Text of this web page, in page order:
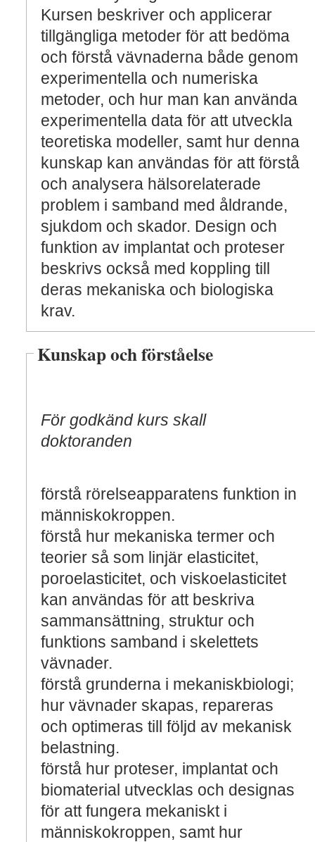
Kursen beskriver och applicerar
tillgängliga metoder för att bedöma
och förstå vävnaderna både genom
experimentella och numeriska
metoder, och hur man kan använda
experimentella data för att utveckla
teoretiska modeller, samt hur denna
kunskap kan användas för att förstå
och analysera hälsorelaterade
problem i samband med åldrande,
sjukdom och skador. Design och
funktion av implantat och proteser
beskrivs också med koppling till
deras mekaniska och biologiska
krav.
Kunskap och förståelse
För godkänd kurs skall
doktoranden
förstå rörelseapparatens funktion in
människokroppen.
förstå hur mekaniska termer och
teorier så som linjär elasticitet,
poroelasticitet, och viskoelasticitet
kan användas för att beskriva
sammansättning, struktur och
funktions samband i skelettets
vävnader.
förstå grunderna i mekaniskbiologi;
hur vävnader skapas, repareras
och optimeras till följd av mekanisk
belastning.
förstå hur proteser, implantat och
biomaterial utvecklas och designas
för att fungera mekaniskt i
människokroppen, samt hur